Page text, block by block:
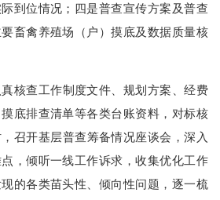
到位情况 ；四是普查宣传方案及普查
要畜禽养殖场（户）摸底及数据质量核
核查工作制度文件、规划方案、经费
底排查清单等各类台账资料， 对标核
召开基层普查筹备情况座谈会 ，深入
，倾听一线工作诉求，收集优化工作
的各类苗头性、倾向性问题，逐一梳